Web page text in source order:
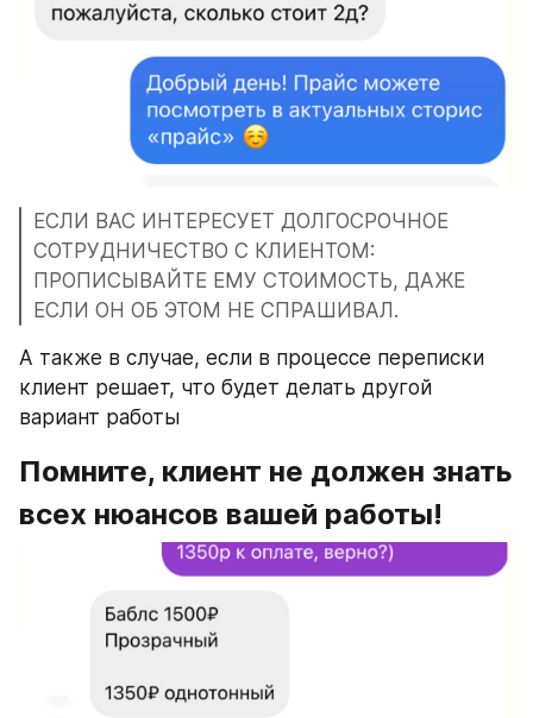
ЕСЛИ ВАС ИНТЕРЕСУЕТ ДОЛГОСРОЧНОЕ
СОТРУДНИЧЕСТВО С КЛИЕНТОМ:
ПРОПИСЫВАЙТЕ ЕМУ СТОИМОСТЬ, ДАЖЕ
ЕСЛИ ОН ОБ ЭТОМ НЕ СПРАШИВАЛ.
А также в случае, если в процессе переписки
клиент решает, что будет делать другой
вариант работы
Помните, клиент не должен знать
всех нюансов вашей работы!